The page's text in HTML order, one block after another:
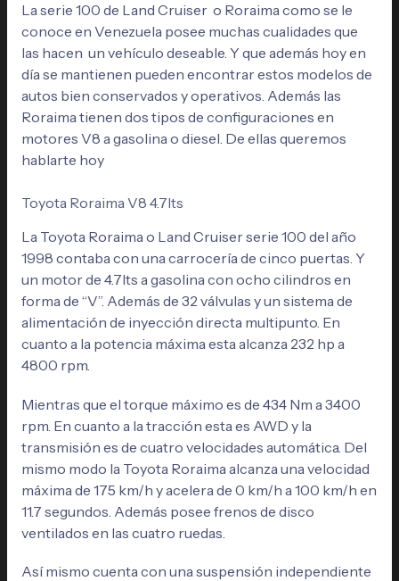
La serie 100 de Land Cruiser o Roraima como se le
conoce en Venezuela posee muchas cualidades que
las hacen un vehículo deseable. Y que además hoy en
día se mantienen pueden encontrar estos modelos de
autos bien conservados y operativos. Además las
Roraima tienen dos tipos de configuraciones en
motores V8 a gasolina o diesel. De ellas queremos
hablarte hoy
Toyota Roraima V8 4.7lts
La Toyota Roraima o Land Cruiser serie 100 del año
1998 contaba con una carrocería de cinco puertas. Y
un motor de 4.7lts a gasolina con ocho cilindros en
forma de “V”. Además de 32 válvulas y un sistema de
alimentación de inyección directa multipunto. En
cuanto a la potencia máxima esta alcanza 232 hp a
4800 rpm.
Mientras que el torque máximo es de 434 Nm a 3400
rpm. En cuanto a la tracción esta es AWD y la
transmisión es de cuatro velocidades automática. Del
mismo modo la Toyota Roraima alcanza una velocidad
máxima de 175 km/h y acelera de 0 km/h a 100 km/h en
11.7 segundos. Además posee frenos de disco
ventilados en las cuatro ruedas.
Así mismo cuenta con una suspensión independiente